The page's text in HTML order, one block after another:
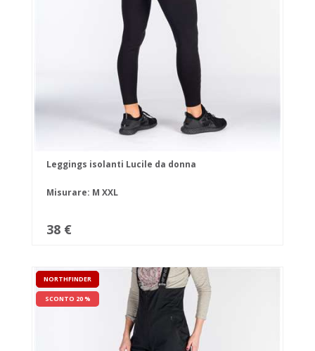
Leggings isolanti Lucile da donna
Misurare: M XXL
38 €
NORTHFINDER
SCONTO 20 %